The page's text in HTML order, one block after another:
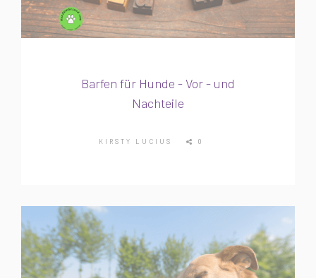
Barfen für Hunde - Vor - und
Nachteile
KIRSTY LUCIUS 0